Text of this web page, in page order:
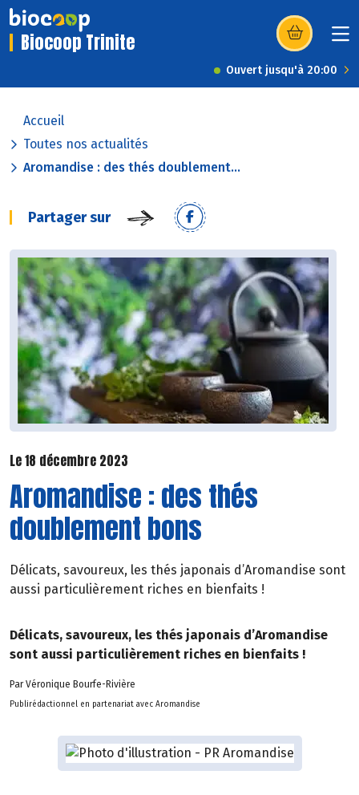
Biocoop Trinite (s’ouvre dans
Ouvert jusqu'à 20:00
Accueil
Toutes nos actualités
Aromandise : des thés doublement...
Partager sur
Le 18 décembre 2023
Aromandise : des thés
doublement bons
Délicats, savoureux, les thés japonais d’Aromandise sont
aussi particulièrement riches en bienfaits !
Délicats, savoureux, les thés japonais d’Aromandise
sont aussi particulièrement riches en bienfaits !
Par Véronique Bourfe-Rivière
Publirédactionnel en partenariat avec Aromandise